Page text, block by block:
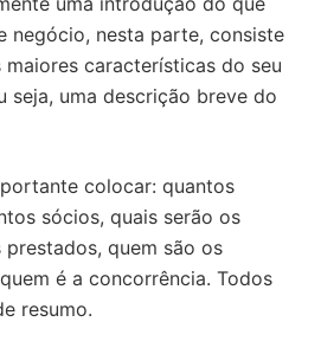
negócio, nesta parte, consiste
maiores características do seu
seja, uma descrição breve do
colocar: quantos
sócios, quais serão os
quem são os
é a concorrência. Todos
resumo.